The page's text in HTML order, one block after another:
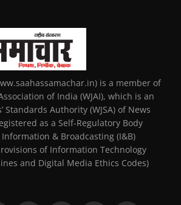
is a member of
of India (WJAI), which is an
Standards Authority (WJSA) of News
as a Self-Regulatory Body
& Broadcasting (I&B)
of Information Technology
and Digital Media Ethics Codes)